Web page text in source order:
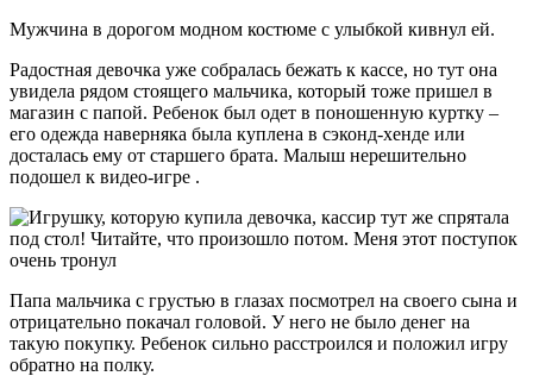
Мужчина в дорогом модном костюме с улыбкой кивнул ей.
Радостная девочка уже собралась бежать к кассе, но тут она
увидела рядом стоящего мальчика, который тоже пришел в
магазин с папой. Ребенок был одет в поношенную куртку –
его одежда наверняка была куплена в сэконд-хенде или
досталась ему от старшего брата. Малыш нерешительно
подошел к видео-игре .
Папа мальчика с грустью в глазах посмотрел на своего сына и
отрицательно покачал головой. У него не было денег на
такую покупку. Ребенок сильно расстроился и положил игру
обратно на полку.